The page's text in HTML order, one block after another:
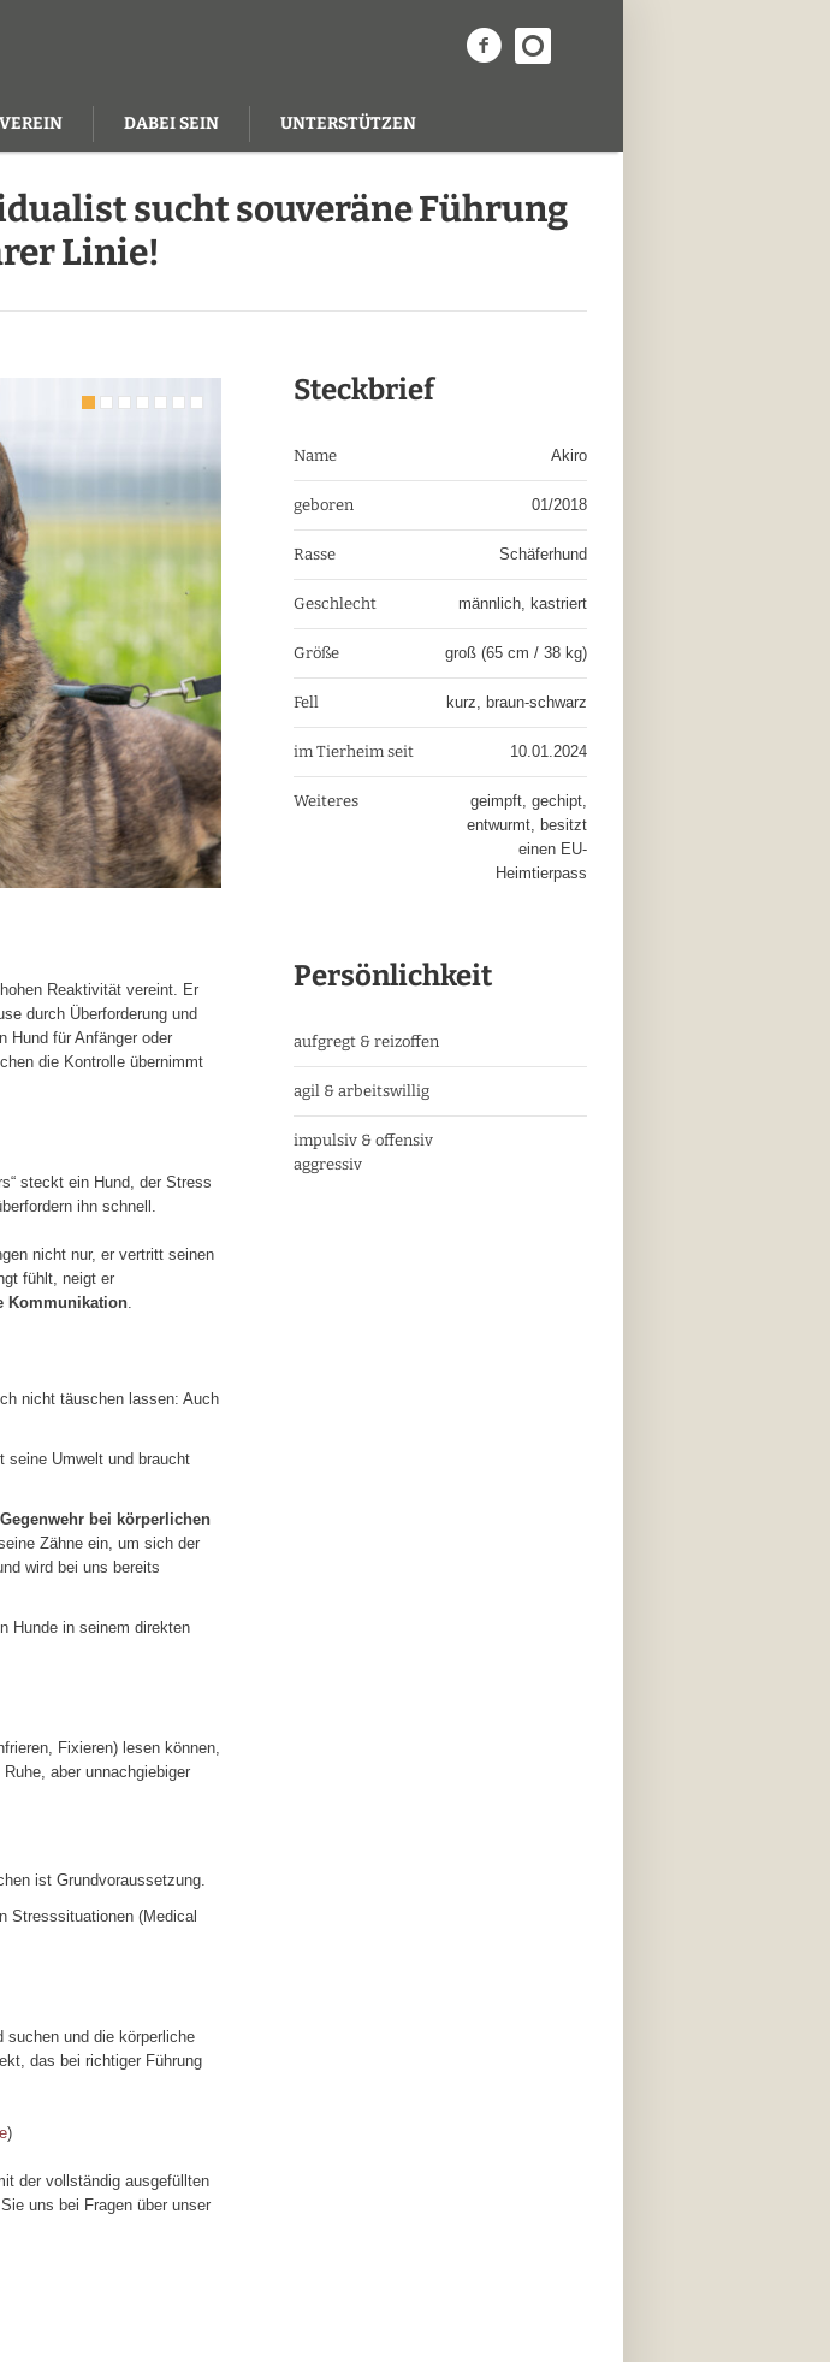
DABEI SEIN UNTERSTÜTZEN
sucht souveräne Führung
Linie!
Reaktivität vereint. Er
durch Überforderung und
Hund für Anfänger oder
die Kontrolle übernimmt
steckt ein Hund, der Stress
ihn schnell.
nicht nur, er vertritt seinen
fühlt, neigt er
Kommunikation.
nicht täuschen lassen: Auch
seine Umwelt und braucht
bei körperlichen
Zähne ein, um sich der
wird bei uns bereits
Hunde in seinem direkten
Fixieren) lesen können,
aber unnachgiebiger
ist Grundvoraussetzung.
Stresssituationen (Medical
suchen und die körperliche
das bei richtiger Führung
)
der vollständig ausgefüllten
uns bei Fragen über unser
Steckbrief
Name Akiro
geboren 01/2018
Rasse Schäferhund
Geschlecht männlich, kastriert
Größe groß (65 cm / 38 kg)
Fell kurz, braun-schwarz
im Tierheim seit 10.01.2024
Weiteres
geimpft, gechipt,
entwurmt, besitzt
einen EU-
Heimtierpass
Persönlichkeit
aufgregt & reizoffen
agil & arbeitswillig
impulsiv & offensiv
aggressiv